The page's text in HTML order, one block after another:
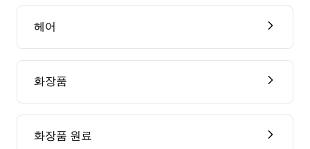
헤어
화장품
화장품 원료